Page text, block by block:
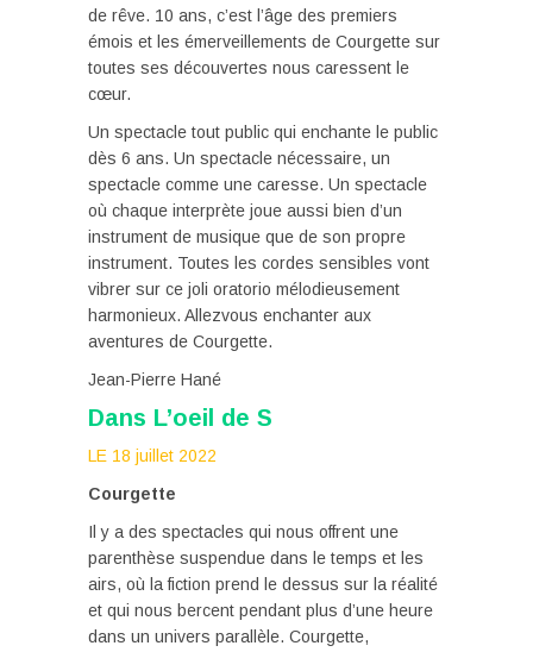
de rêve. 10 ans, c’est l’âge des premiers
émois et les émerveillements de Courgette sur
toutes ses découvertes nous caressent le
cœur.
Un spectacle tout public qui enchante le public
dès 6 ans. Un spectacle nécessaire, un
spectacle comme une caresse. Un spectacle
où chaque interprète joue aussi bien d’un
instrument de musique que de son propre
instrument. Toutes les cordes sensibles vont
vibrer sur ce joli oratorio mélodieusement
harmonieux. Allezvous enchanter aux
aventures de Courgette.
Jean-Pierre Hané
Dans L’oeil de S
LE 18 juillet 2022
Courgette
Il y a des spectacles qui nous offrent une
parenthèse suspendue dans le temps et les
airs, où la fiction prend le dessus sur la réalité
et qui nous bercent pendant plus d’une heure
dans un univers parallèle. Courgette,